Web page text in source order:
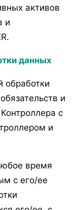
активов
и
данных
обработки
и
с
и
время
с его/ее